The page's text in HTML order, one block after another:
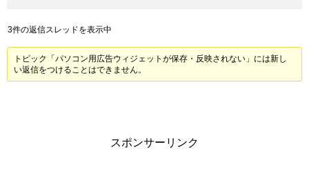
3件の返信スレッドを表示中
トピック「パソコン用広告ウィジェットが保存・反映されない」には新し
い返信をつけることはできません。
スポンサーリンク